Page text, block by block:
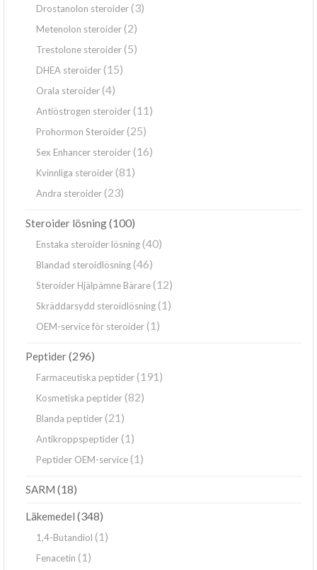
Drostanolon steroider(3)
Metenolon steroider(2)
Trestolone steroider(5)
DHEA steroider(15)
Orala steroider(4)
Antiöstrogen steroider(11)
Prohormon Steroider(25)
Sex Enhancer steroider(16)
Kvinnliga steroider(81)
Andra steroider(23)
Steroider lösning(100)
Enstaka steroider lösning(40)
Blandad steroidlösning(46)
Steroider Hjälpämne Bärare(12)
Skräddarsydd steroidlösning(1)
OEM-service för steroider(1)
Peptider(296)
Farmaceutiska peptider(191)
Kosmetiska peptider(82)
Blanda peptider(21)
Antikroppspeptider(1)
Peptider OEM-service(1)
SARM (18)
Läkemedel (348)
1,4-Butandiol (1)
Fenacetin (1)